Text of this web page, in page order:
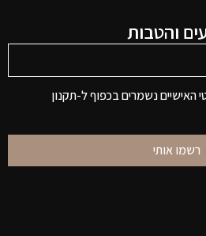
והטבות
האישיים נשמרים בכפוף ל-תקנון
רשמו אותי